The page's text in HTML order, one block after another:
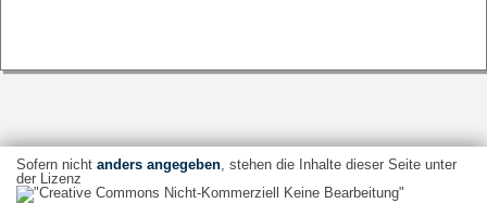
Sofern nicht anders angegeben, stehen die Inhalte dieser Seite unter
der Lizenz